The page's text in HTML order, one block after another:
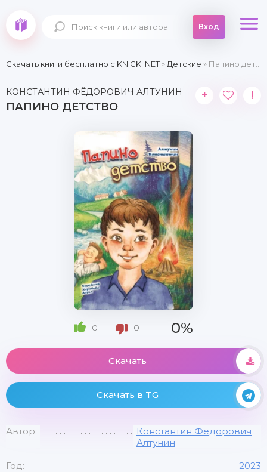
Вход
Скачать книги бесплатно c KNIGKI.NET» Детские » Папино детство
КОНСТАНТИН ФЁДОРОВИЧ АЛТУНИН
ПАПИНО ДЕТСТВО
+ !
0 0 0%
Скачать
Скачать в TG
Автор:
Константин Фёдорович
Алтунин
Год: 2023